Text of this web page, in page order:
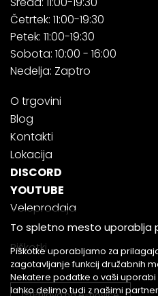
Četrtek: 11:00-19:30
Petek: 11:00-19:30
Sobota: 10:00 - 16:00
Nedelja: Zaptro
O trgovini
Blog
Kontakti
Lokacija
DISCORD
YOUTUBE
Veleprodaja
Piškotki
To spletno mesto uporablja
Piškotke uporabljamo za
zagotavljanje funkcij družabnih
Nekatere podatke o vaši
lahko delimo tudi z našimi